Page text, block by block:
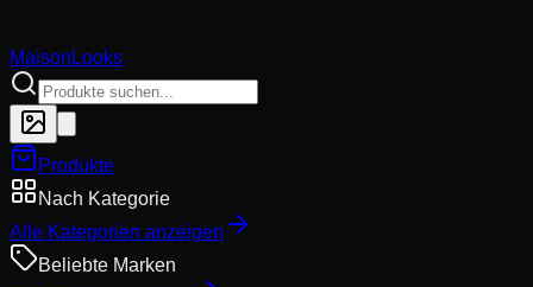
MaisonLooks
Produkte
Nach Kategorie
Alle Kategorien anzeigen
Beliebte Marken